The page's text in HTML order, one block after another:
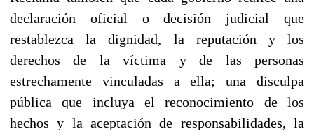
declaración oficial o decisión judicial que
restablezca la dignidad, la reputación y los
derechos de la víctima y de las personas
estrechamente vinculadas a ella; una disculpa
pública que incluya el reconocimiento de los
hechos y la aceptación de responsabilidades, la